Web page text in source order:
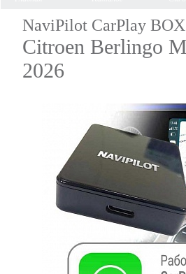
NaviPilot CarPlay
Citroen Berlingo
2026